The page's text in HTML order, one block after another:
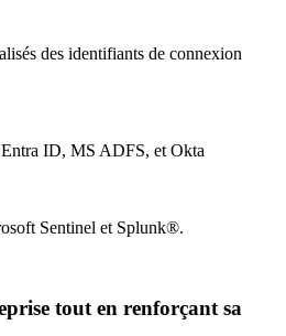
des identifiants de connexion
ID, MS ADFS, et Okta
Sentinel et Splunk®.
tout en renforçant sa